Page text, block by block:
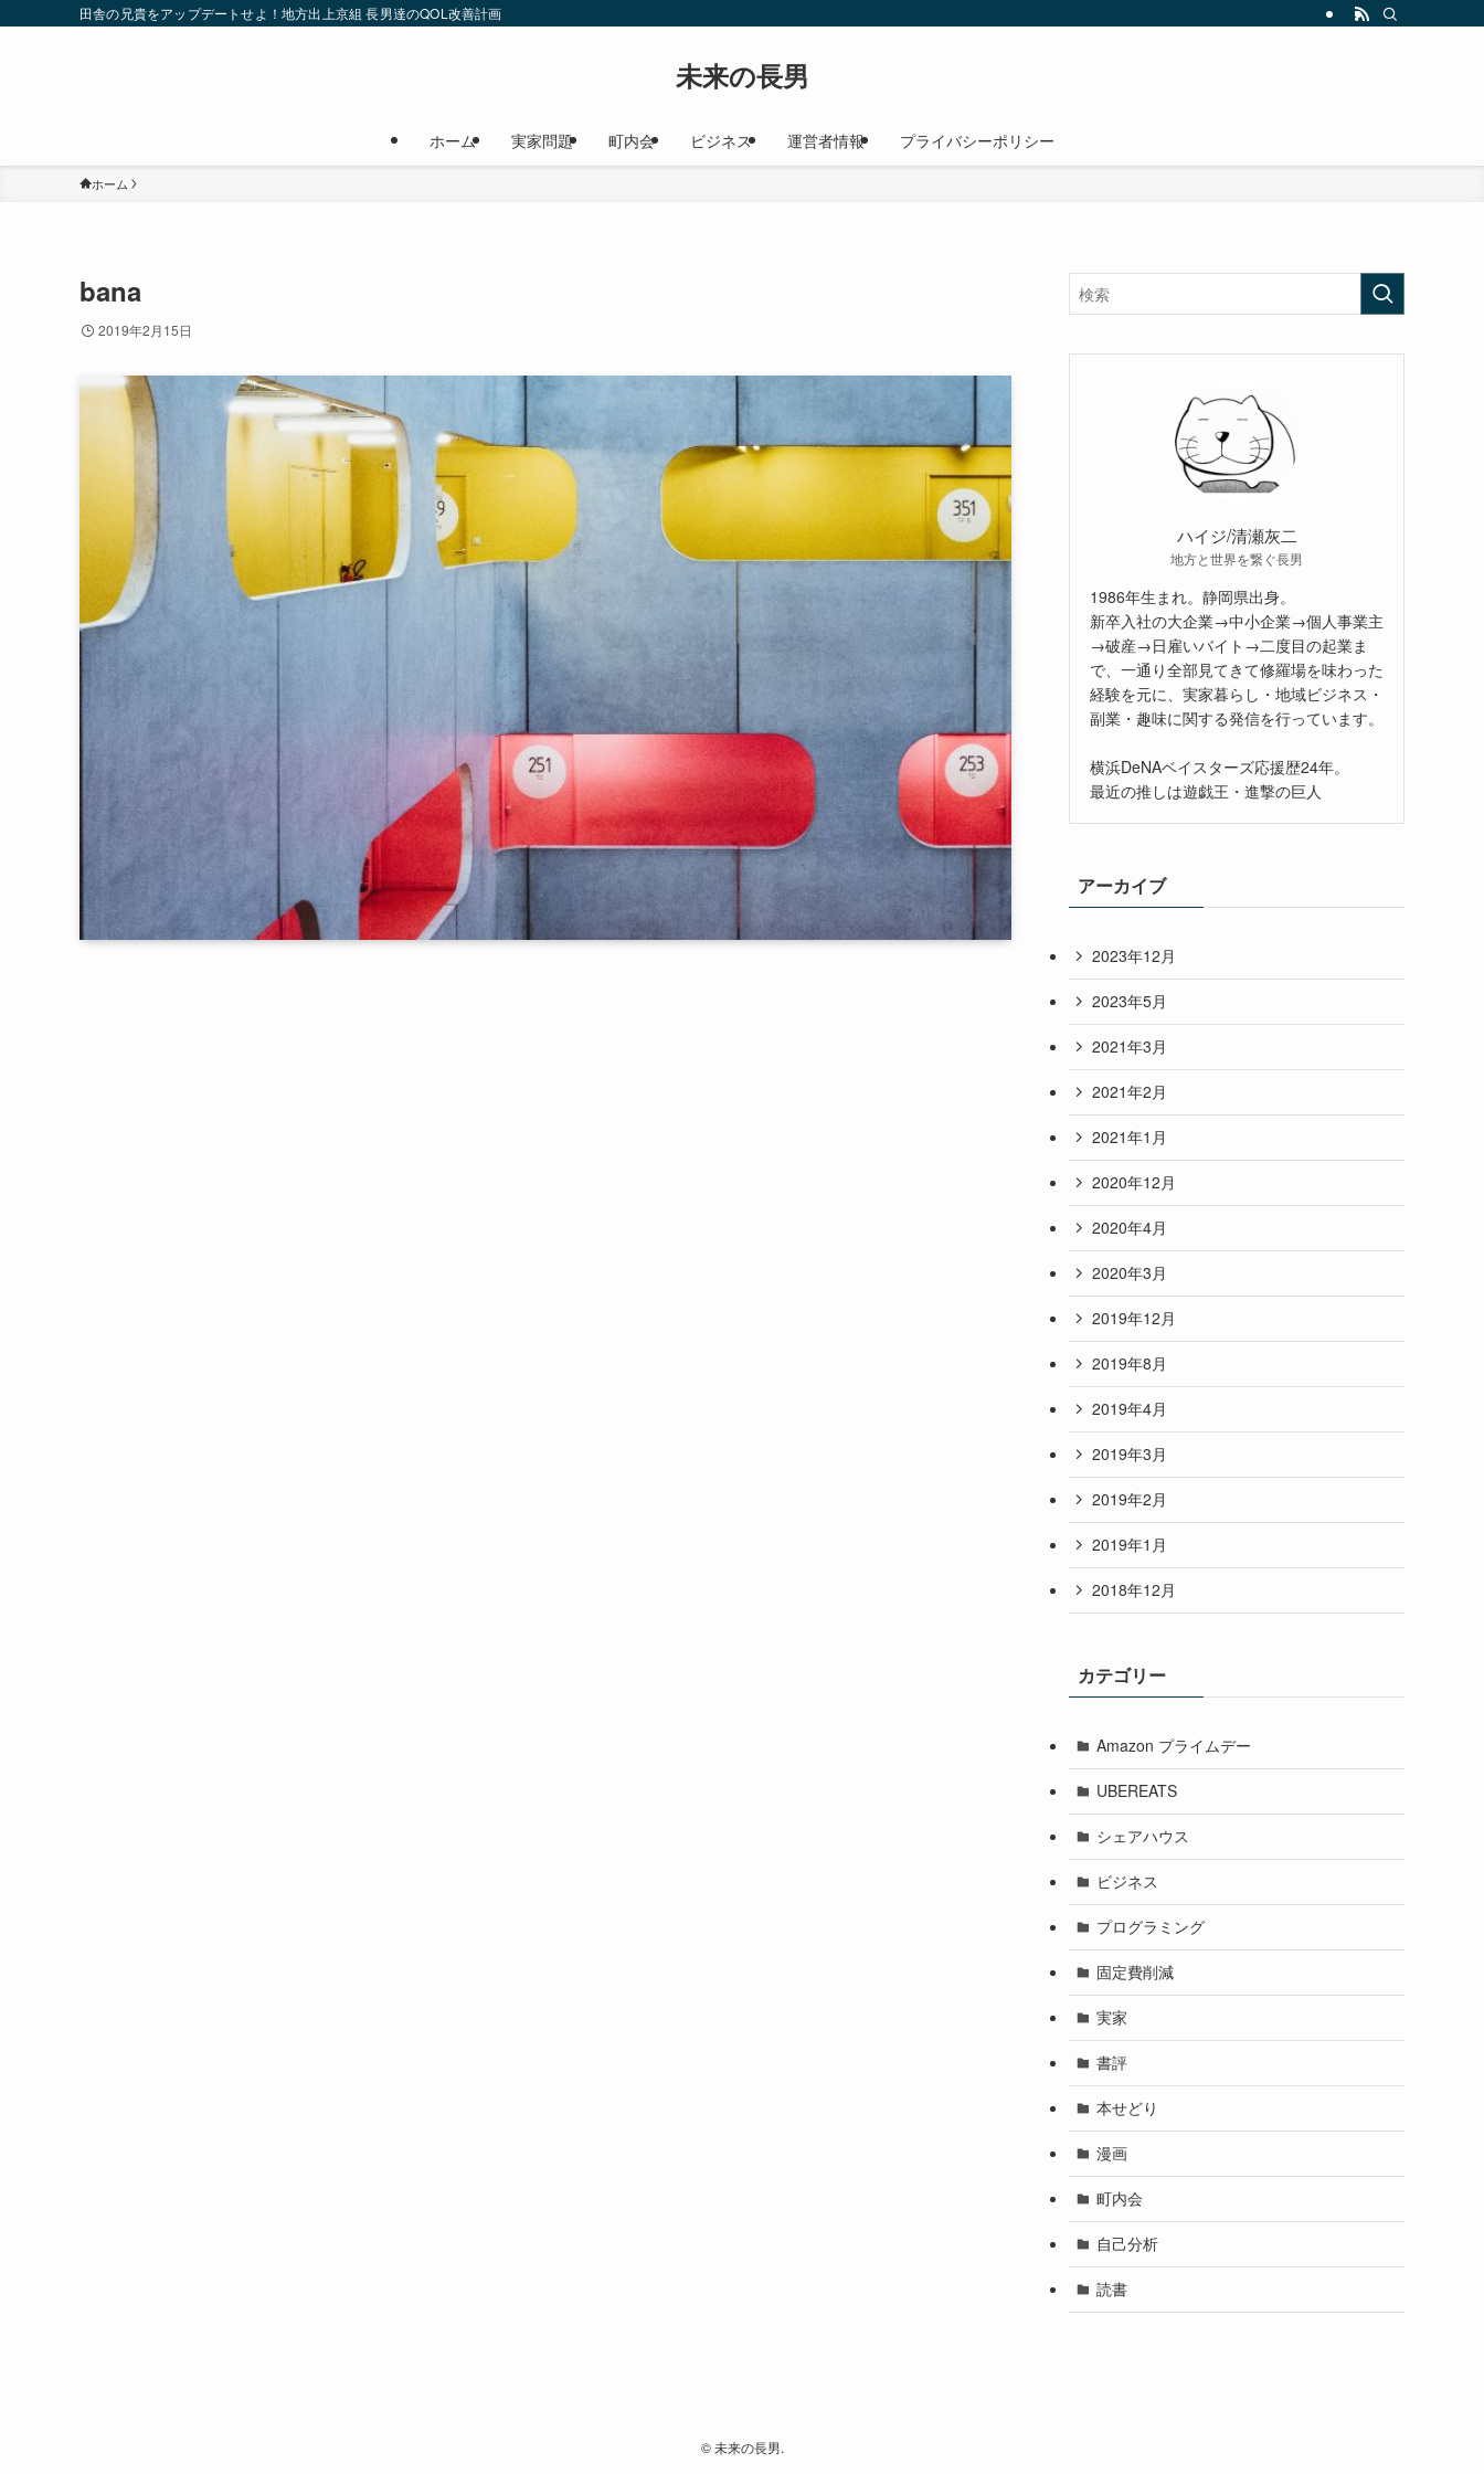
田舎の兄貴をアップデートせよ！地方出上京組 長男達のQOL改善計画
未来の長男
ホーム 実家問題 町内会 ビジネス 運営者情報 プライバシーポリシー
ホーム
bana
2019年2月15日
ハイジ/清瀬灰二
地方と世界を繋ぐ長男
1986年生まれ。静岡県出身。
新卒入社の大企業→中小企業→個人事業主
→破産→日雇いバイト→二度目の起業ま
で、一通り全部見てきて修羅場を味わった
経験を元に、実家暮らし・地域ビジネス・
副業・趣味に関する発信を行っています。
横浜DeNAベイスターズ応援歴24年。
最近の推しは遊戯王・進撃の巨人
アーカイブ
2023年12月
2023年5月
2021年3月
2021年2月
2021年1月
2020年12月
2020年4月
2020年3月
2019年12月
2019年8月
2019年4月
2019年3月
2019年2月
2019年1月
2018年12月
カテゴリー
Amazon プライムデー
UBEREATS
シェアハウス
ビジネス
プログラミング
固定費削減
実家
書評
本せどり
漫画
町内会
自己分析
読書
©未来の長男.